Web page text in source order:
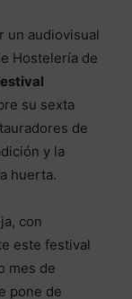
un audiovisual
Hostelería de
su sexta
de
y la
huerta.
con
este festival
mes de
pone de